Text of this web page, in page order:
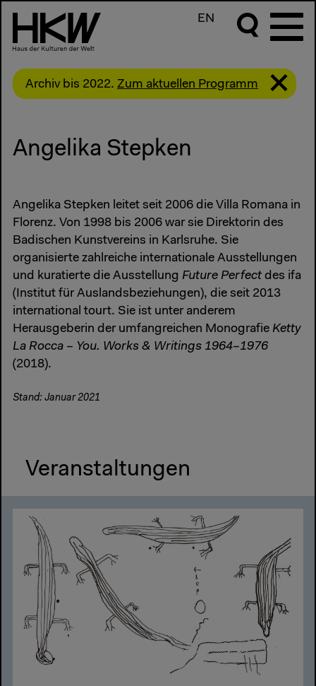
EN
Archiv bis 2022. Zum aktuellen Programm
Angelika Stepken
Angelika Stepken leitet seit 2006 die Villa Romana in
Florenz. Von 1998 bis 2006 war sie Direktorin des
Badischen Kunstvereins in Karlsruhe. Sie
organisierte zahlreiche internationale Ausstellungen
und kuratierte die Ausstellung Future Perfect des ifa
(Institut für Auslandsbeziehungen), die seit 2013
international tourt. Sie ist unter anderem
Herausgeberin der umfangreichen Monografie Ketty
La Rocca – You. Works & Writings 1964–1976
(2018).
Stand: Januar 2021
Veranstaltungen